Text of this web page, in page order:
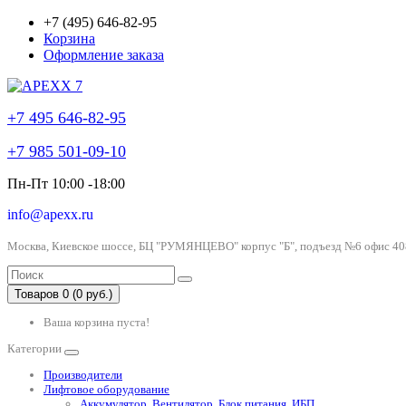
+7 (495) 646-82-95
Корзина
Оформление заказа
+7 495 646-82-95
+7 985 501-09-10
Пн-Пт 10:00 -18:00
info@apexx.ru
Москва, Киевское шоссе, БЦ "РУМЯНЦЕВО" корпус "Б", подъезд №6 офис
Товаров 0 (0 руб.)
Ваша корзина пуста!
Категории
Производители
Лифтовое оборудование